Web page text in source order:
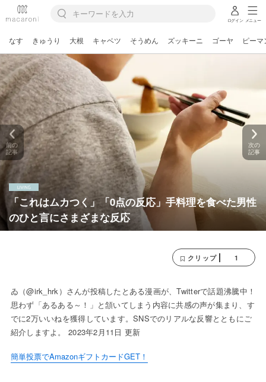
ログイン メニュー
なす きゅうり 大根 キャベツ そうめん ズッキーニ ゴーヤ ピーマ
「これはムカつく」「0点の反応」手料理を食べた男性
のひと言にさまざまな反応
前の
記事
次の
記事
クリップ 1
ゐ（@irk_hrk）さんが投稿したとある漫画が、Twitterで話題沸騰中！
思わず「あるある～！」と頷いてしまう内容に共感の声が集まり、す
でに2万いいねを獲得しています。SNSでのリアルな反響とともにご
紹介しますよ。 2023年2月11日 更新
簡単投票でAmazonギフトカードGET！